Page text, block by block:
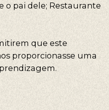
o pai dele; Restaurante
que este
proporcionasse uma